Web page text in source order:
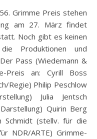
am 27. März findet
Noch gibt es keinen
Produktionen und
Pass (Wiedemann &
Preis an: Cyrill Boss
Regie) Philip Peschlow
Julia Jentsch
Quirin Berg
Schmidt (stellv. für die
NDR/ARTE) Grimme-